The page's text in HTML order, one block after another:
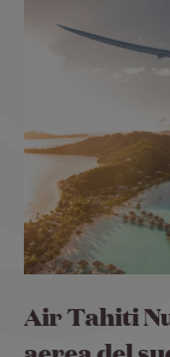
Air Tahiti